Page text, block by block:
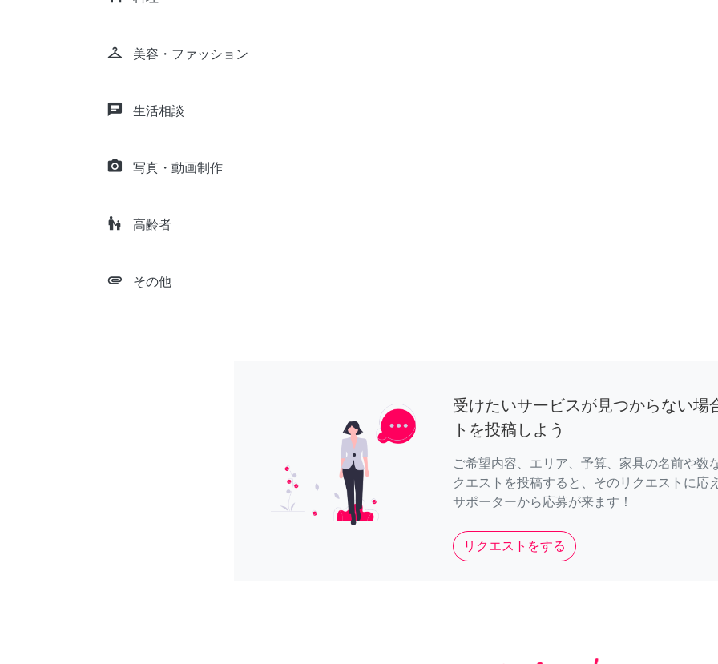
checkroom 美容・ファッション
chat 生活相談
camera_alt 写真・動画制作
escalator_warning 高齢者
attachment その他
受けたいサービスが見つからない場
トを投稿しよう
ご希望内容、エリア、予算、家具の名前や数
クエストを投稿すると、そのリクエストに応
サポーターから応募が来ます！
リクエストをする